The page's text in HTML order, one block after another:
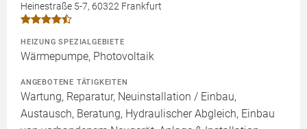
Heinestraße 5-7, 60322 Frankfurt
HEIZUNG SPEZIALGEBIETE
Wärmepumpe, Photovoltaik
ANGEBOTENE TÄTIGKEITEN
Wartung, Reparatur, Neuinstallation / Einbau,
Austausch, Beratung, Hydraulischer Abgleich, Einbau